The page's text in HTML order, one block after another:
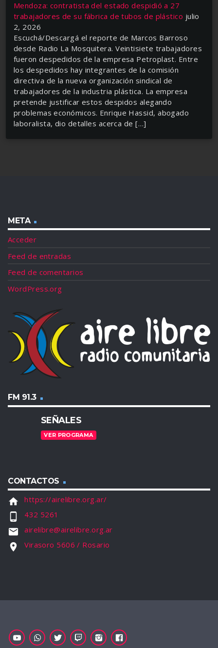
Mendoza: contratista del estado despidió a 27
trabajadores de su fábrica de tubos de plástico julio
2, 2026
Escuchá/Descargá el reporte de Marcos Barroso
desde Radio La Mosquitera. Veintisiete trabajadores
fueron despedidos de la empresa Petroplast. Entre
los despedidos hay integrantes de la comisión
directiva de la nueva organización sindical de
trabajadores de la industria plástica. La empresa
pretende justificar estos despidos alegando
problemas económicos. Enrique Hassid, abogado
laboralista, dio detalles acerca de […]
META
Acceder
Feed de entradas
Feed de comentarios
WordPress.org
FM 91.3
SEÑALES
VER PROGRAMA
CONTACTOS
home https://airelibre.org.ar/
phone_android 432 5261
email airelibre@airelibre.org.ar
location_on Virasoro 5606 / Rosario